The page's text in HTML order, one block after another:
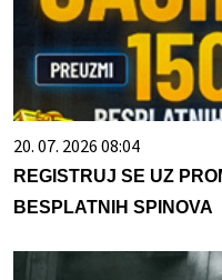
20. 07. 2026 08:04
REGISTRUJ SE UZ
BESPLATNIH SPINOVA